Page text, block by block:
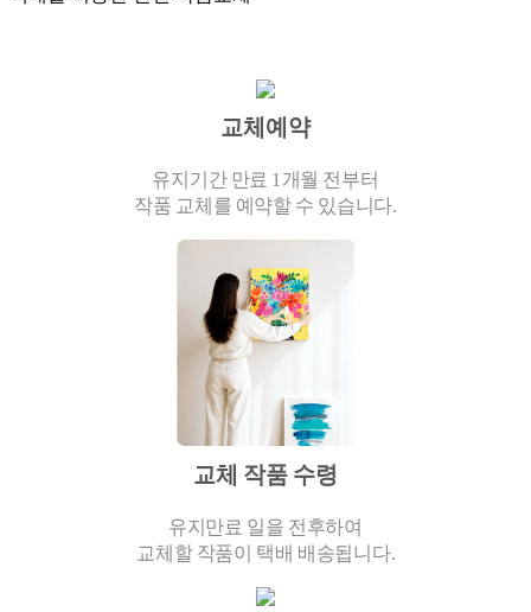
교체예약
유지기간 만료 1개월 전부터
작품 교체를 예약할 수 있습니다.
교체 작품 수령
유지만료 일을 전후하여
교체할 작품이 택배 배송됩니다.